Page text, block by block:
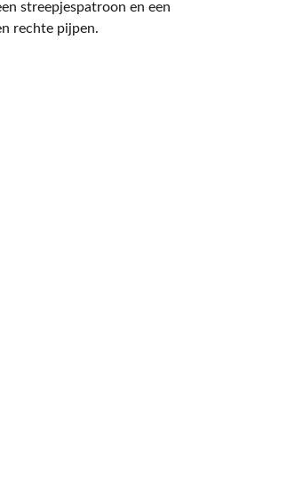
streepjespatroon en een
rechte pijpen.